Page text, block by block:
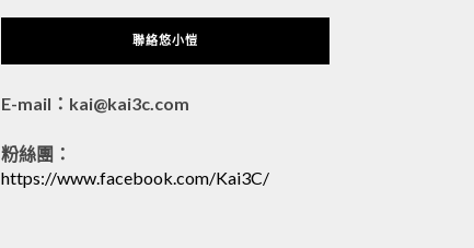
聯絡悠小愷
E-mail：kai@kai3c.com
粉絲團：
https://www.facebook.com/Kai3C/